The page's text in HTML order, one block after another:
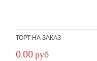
ТОРТ НА ЗАКАЗ
0.00 руб